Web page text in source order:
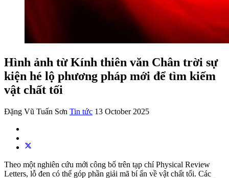
Hình ảnh từ Kính thiên văn Chân trời sự
kiện hé lộ phương pháp mới để tìm kiếm
vật chất tối
Đặng Vũ Tuấn Sơn Tin tức 13 October 2025
Theo một nghiên cứu mới công bố trên tạp chí Physical Review
Letters, lỗ đen có thể góp phần giải mã bí ẩn về vật chất tối. Các